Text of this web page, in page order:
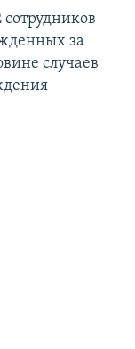
сотрудников
за
случаев